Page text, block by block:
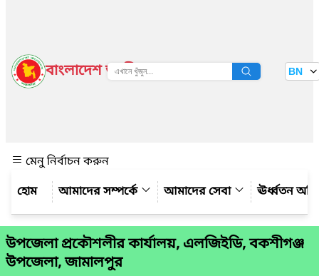
বাংলাদেশ জাতীয় তথ্য বাতায়ন BN
মেনু নির্বাচন করুন
আমাদের সম্পর্কে
আমাদের সেবা ঊর্ধ্বতন
উপজেলা প্রকৌশলীর কার্যালয়, এলজিইডি, বকশীগঞ্জ
উপজেলা, জামালপুর